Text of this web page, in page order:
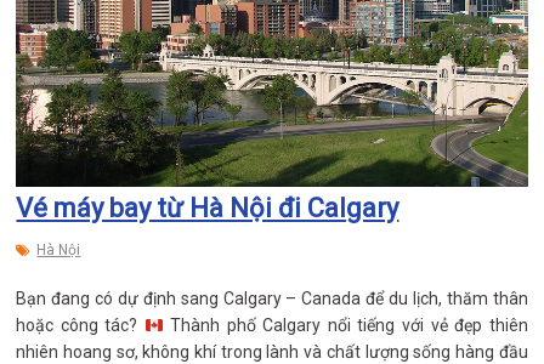
Vé máy bay từ Hà Nội đi Calgary
Hà Nội
Bạn đang có dự định sang Calgary – Canada để du lịch, thăm thân
hoặc công tác?
Thành phố Calgary nổi tiếng với vẻ đẹp thiên
nhiên hoang sơ, không khí trong lành và chất lượng sống hàng đầu